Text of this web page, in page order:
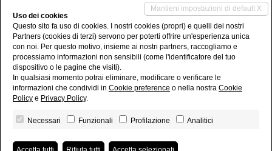
Tel. 0332 288815
Cell. 348 5514497
varese@intermediacasa.net
intermediacasa@legalmail.it
www.intermediacasa.net
Social Networks
Agenzia Intermedia Casa 1 s.a.s.• P.IVA 02967600129
Mantieni impostazioni di default X
Uso dei cookies
Questo sito fa uso di cookies. I nostri cookies (propri) e quelli dei nostri
Partners (cookies di terzi) servono per poterti offrire un'esperienza unica
con noi. Per questo motivo, insieme ai nostri partners, raccogliamo e
processiamo informazioni non sensibili (come l'identificatore del tuo
dispositivo o le pagine che visiti).
In qualsiasi momento potrai eliminare, modificare o verificare le
informazioni che condividi in Cookie preference o nella nostra Cookie
Policy e Privacy Policy.
Necessari Funzionali Profilazione Analitici